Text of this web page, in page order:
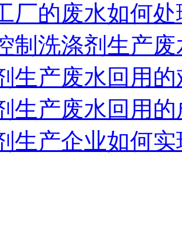
厂的废水如何
制洗涤剂生产
生产废水回用
生产废水回用
生产企业如何